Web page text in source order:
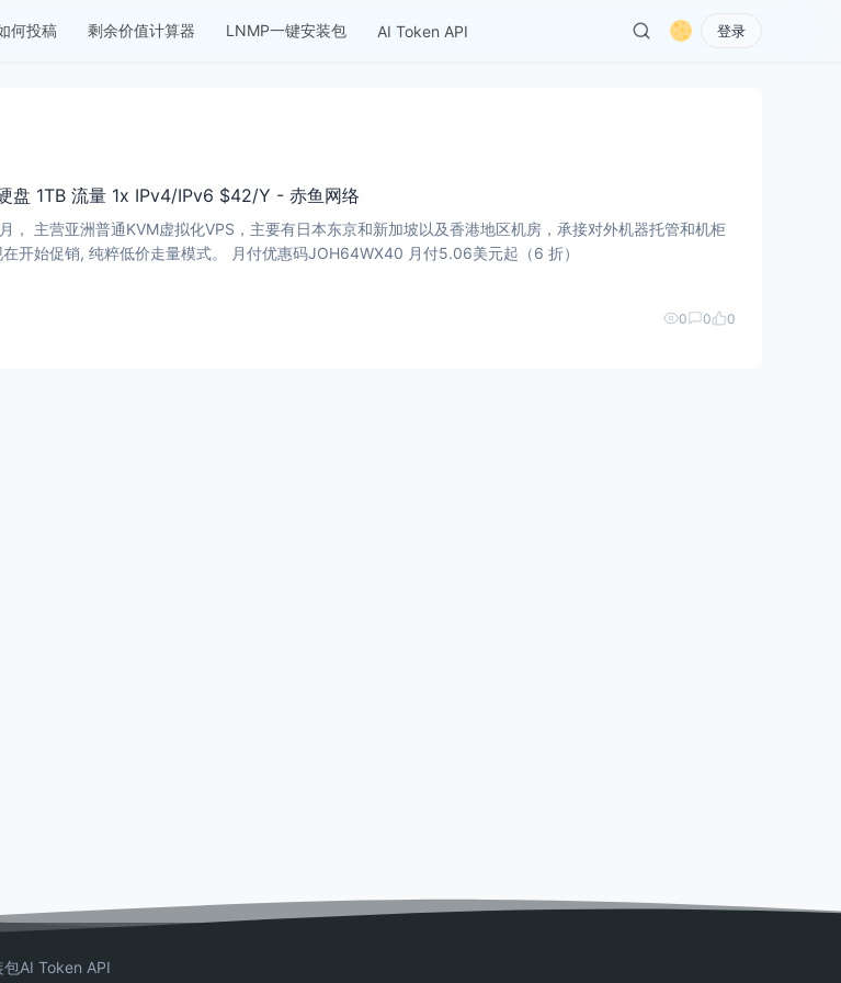
何投稿 剩余价值计算器 LNMP一键安装包 AI Token API 登录
盘 1TB 流量 1x IPv4/IPv6 $42/Y - 赤鱼网络
， 主营亚洲普通KVM虚拟化VPS，主要有日本东京和新加坡以及香港地区机房，承接对外机器托管和机柜
租用业务。 东京机房本月新增宿主服务器，现在开始促销, 纯粹低价走量模式。 月付优惠码JOH64WX40 月付5.06美元起（6 折）
0 0 0
包AI Token API